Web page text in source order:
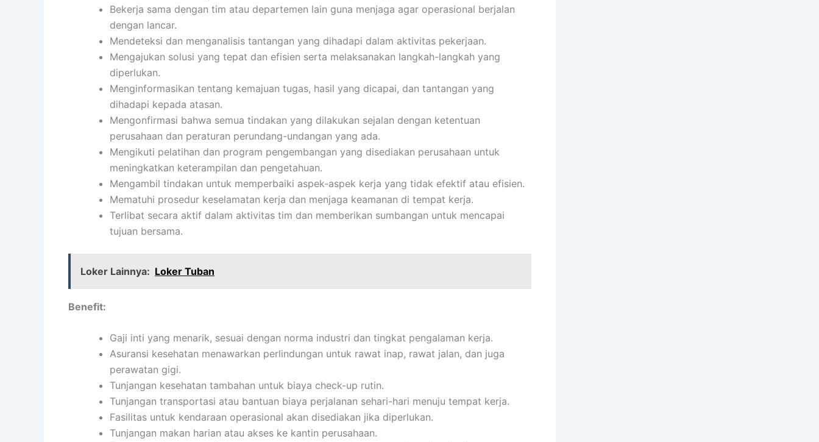
Bekerja sama dengan tim atau departemen lain guna menjaga agar operasional berjalan
dengan lancar.
Mendeteksi dan menganalisis tantangan yang dihadapi dalam aktivitas pekerjaan.
Mengajukan solusi yang tepat dan efisien serta melaksanakan langkah-langkah yang
diperlukan.
Menginformasikan tentang kemajuan tugas, hasil yang dicapai, dan tantangan yang
dihadapi kepada atasan.
Mengonfirmasi bahwa semua tindakan yang dilakukan sejalan dengan ketentuan
perusahaan dan peraturan perundang-undangan yang ada.
Mengikuti pelatihan dan program pengembangan yang disediakan perusahaan untuk
meningkatkan keterampilan dan pengetahuan.
Mengambil tindakan untuk memperbaiki aspek-aspek kerja yang tidak efektif atau efisien.
Mematuhi prosedur keselamatan kerja dan menjaga keamanan di tempat kerja.
Terlibat secara aktif dalam aktivitas tim dan memberikan sumbangan untuk mencapai
tujuan bersama.
Loker Lainnya: Loker Tuban
Benefit:
Gaji inti yang menarik, sesuai dengan norma industri dan tingkat pengalaman kerja.
Asuransi kesehatan menawarkan perlindungan untuk rawat inap, rawat jalan, dan juga
perawatan gigi.
Tunjangan kesehatan tambahan untuk biaya check-up rutin.
Tunjangan transportasi atau bantuan biaya perjalanan sehari-hari menuju tempat kerja.
Fasilitas untuk kendaraan operasional akan disediakan jika diperlukan.
Tunjangan makan harian atau akses ke kantin perusahaan.